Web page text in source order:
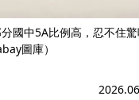
國中5A比例高，忍不住驚
圖庫）